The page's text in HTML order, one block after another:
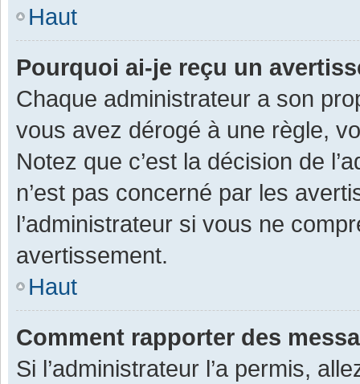
Haut
Pourquoi ai-je reçu un
Chaque administrateur a son
vous avez dérogé à une règle,
Notez que c’est la décision de
n’est pas concerné par les
l’administrateur si vous ne
avertissement.
Haut
Comment rapporter des
Si l’administrateur l’a permis,